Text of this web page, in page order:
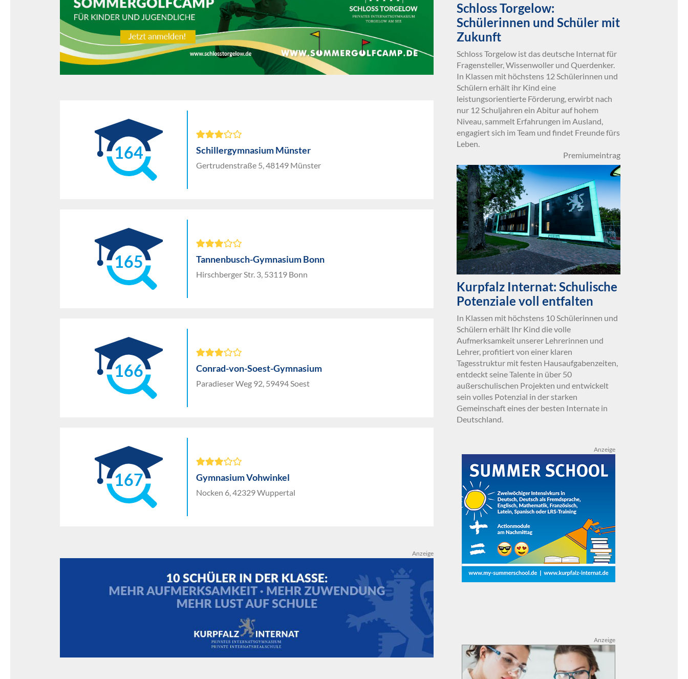
164 Schillergymnasium Münster
Gertrudenstraße 5, 48149 Münster
165 Tannenbusch-Gymnasium Bonn
Hirschberger Str. 3, 53119 Bonn
166 Conrad-von-Soest-Gymnasium
Paradieser Weg 92, 59494 Soest
167 Gymnasium Vohwinkel
Nocken 6, 42329 Wuppertal
Anzeige
Schloss Torgelow:
Schülerinnen und Schüler mit
Zukunft
Schloss Torgelow ist das deutsche Internat für
Fragensteller, Wissenwoller und Querdenker.
In Klassen mit höchstens 12 Schülerinnen und
Schülern erhält ihr Kind eine
leistungsorientierte Förderung, erwirbt nach
nur 12 Schuljahren ein Abitur auf hohem
Niveau, sammelt Erfahrungen im Ausland,
engagiert sich im Team und findet Freunde fürs
Leben.
Premiumeintrag
Kurpfalz Internat: Schulische
Potenziale voll entfalten
In Klassen mit höchstens 10 Schülerinnen und
Schülern erhält Ihr Kind die volle
Aufmerksamkeit unserer Lehrerinnen und
Lehrer, profitiert von einer klaren
Tagesstruktur mit festen Hausaufgabenzeiten,
entdeckt seine Talente in über 50
außerschulischen Projekten und entwickelt
sein volles Potenzial in der starken
Gemeinschaft eines der besten Internate in
Deutschland.
Anzeige
Anzeige